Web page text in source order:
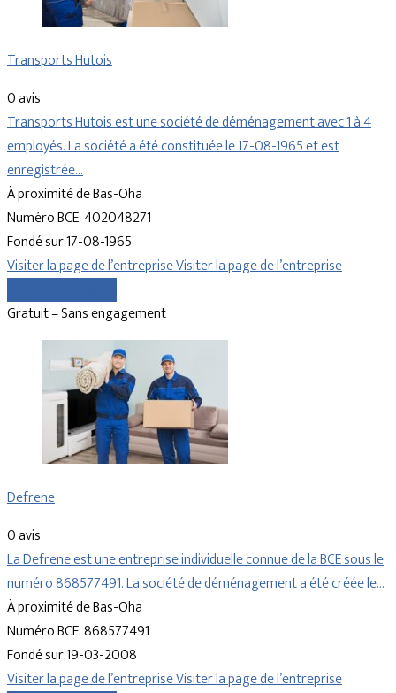
Transports Hutois
0 avis
Transports Hutois est une société de déménagement avec 1 à 4
employés. La société a été constituée le 17-08-1965 et est
enregistrée…
À proximité de Bas-Oha
Numéro BCE: 402048271
Fondé sur 17-08-1965
Visiter la page de l’entrepriseVisiter la page de l’entreprise
Gratuit – Sans engagement
Defrene
0 avis
La Defrene est une entreprise individuelle connue de la BCE sous le
numéro 868577491. La société de déménagement a été créée le…
À proximité de Bas-Oha
Numéro BCE: 868577491
Fondé sur 19-03-2008
Visiter la page de l’entrepriseVisiter la page de l’entreprise